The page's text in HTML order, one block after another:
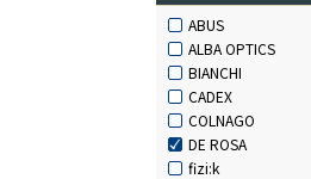
ABUS
ALBA OPTICS
BIANCHI
CADEX
COLNAGO
DE ROSA
fizi:k